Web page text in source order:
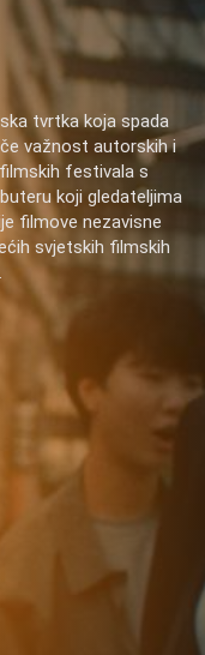
tvrtka koja spada
važnost autorskih i
festivala s
koji gledateljima
filmove nezavisne
svjetskih filmskih